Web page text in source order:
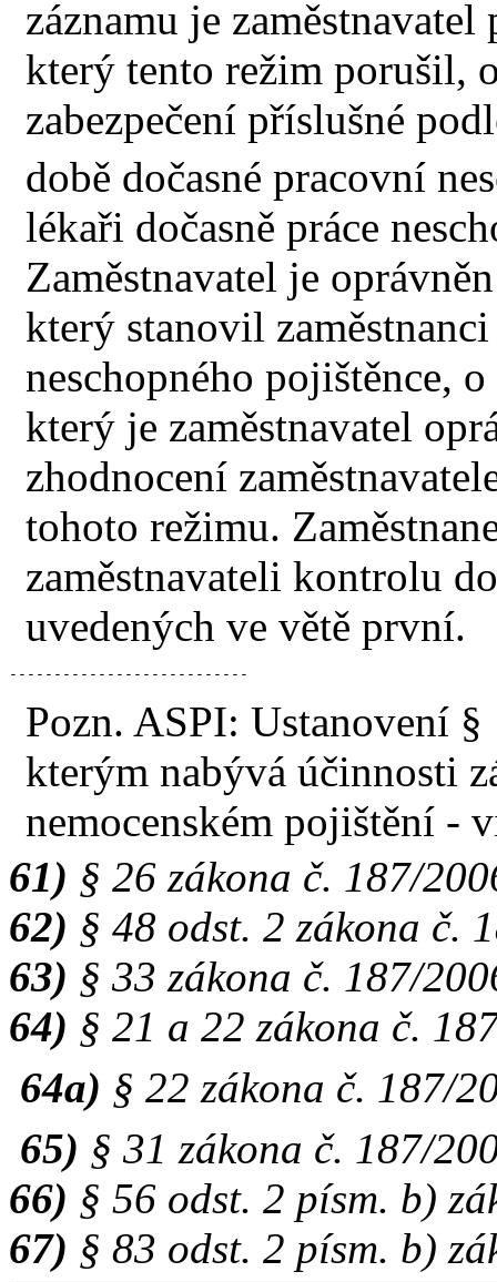
záznamu je
který tento režim porušil,
zabezpečení příslušné
době dočasné pracovní
lékaři dočasně práce
Zaměstnavatel je
který stanovil
neschopného pojištěnce,
který je zaměstnavatel
zhodnocení
tohoto režimu.
zaměstnavateli kontrolu
uvedených ve větě první.
---------------------------
Pozn. ASPI: Ustanovení
kterým nabývá účinnosti
nemocenském pojištění -
61) § 26 zákona č. 187/
62) § 48 odst. 2 zákona č.
63) § 33 zákona č. 187/
64) § 21 a 22 zákona č.
64a) § 22 zákona č. 187/
65) § 31 zákona č. 187/
66) § 56 odst. 2 písm. b)
67) § 83 odst. 2 písm. b)